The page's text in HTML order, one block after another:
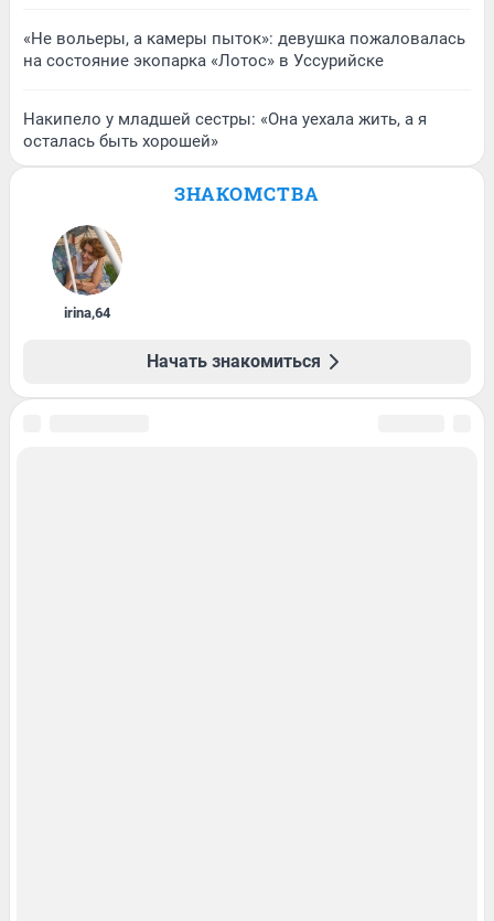
«Не вольеры, а камеры пыток»: девушка пожаловалась
на состояние экопарка «Лотос» в Уссурийске
Накипело у младшей сестры: «Она уехала жить, а я
осталась быть хорошей»
ЗНАКОМСТВА
irina,64
Начать знакомиться